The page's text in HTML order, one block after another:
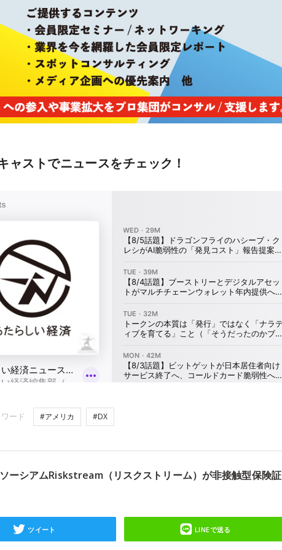
ャストでニュースをチェック！
ード #アメリカ #DX
ーシアムRiskstream（リスクストリーム）が非接触型保険証
ツイート LINEで送る